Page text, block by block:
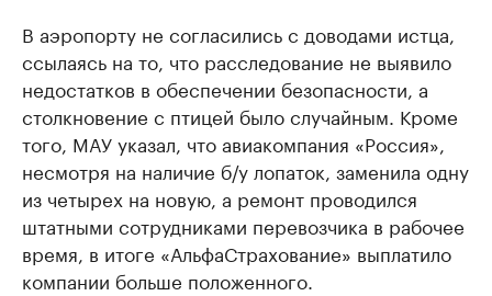
В аэропорту не согласились с доводами истца,
ссылаясь на то, что расследование не выявило
недостатков в обеспечении безопасности, а
столкновение с птицей было случайным. Кроме
того, МАУ указал, что авиакомпания «Россия»,
несмотря на наличие б/у лопаток, заменила одну
из четырех на новую, а ремонт проводился
штатными сотрудниками перевозчика в рабочее
время, в итоге «АльфаСтрахование» выплатило
компании больше положенного.